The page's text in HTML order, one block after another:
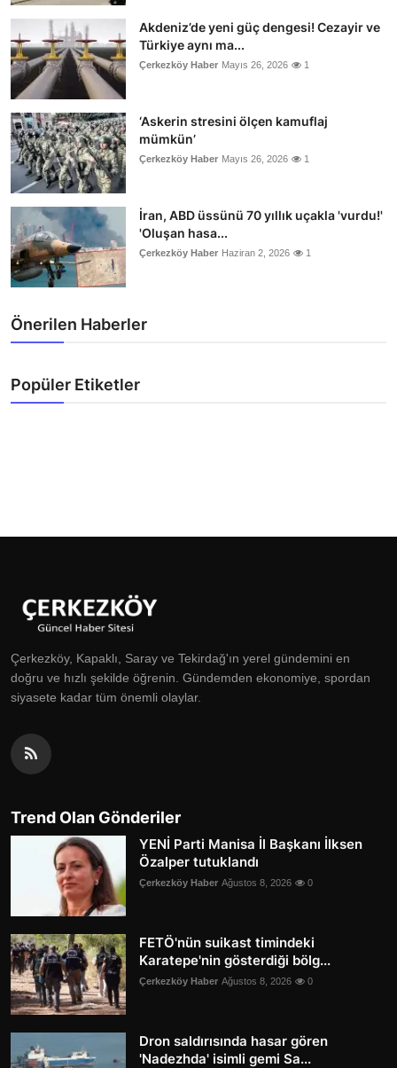
Akdeniz’de yeni güç dengesi! Cezayir ve
Türkiye aynı ma...
Çerkezköy Haber Mayıs 26, 2026 1
‘Askerin stresini ölçen kamuflaj
mümkün’
Çerkezköy Haber Mayıs 26, 2026 1
İran, ABD üssünü 70 yıllık uçakla 'vurdu!'
'Oluşan hasa...
Çerkezköy Haber Haziran 2, 2026 1
Önerilen Haberler
Popüler Etiketler
Çerkezköy, Kapaklı, Saray ve Tekirdağ'ın yerel gündemini en
doğru ve hızlı şekilde öğrenin. Gündemden ekonomiye, spordan
siyasete kadar tüm önemli olaylar.
Trend Olan Gönderiler
YENİ Parti Manisa İl Başkanı İlksen
Özalper tutuklandı
Çerkezköy Haber Ağustos 8, 2026 0
FETÖ'nün suikast timindeki
Karatepe'nin gösterdiği bölg...
Çerkezköy Haber Ağustos 8, 2026 0
Dron saldırısında hasar gören
'Nadezhda' isimli gemi Sa...